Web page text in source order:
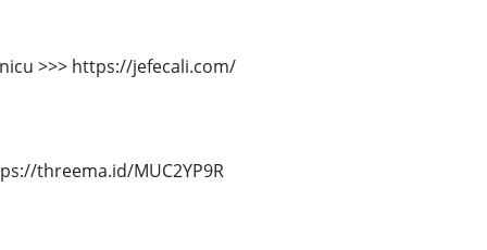
>>> https://jefecali.com/
threema.id/MUC2YP9R